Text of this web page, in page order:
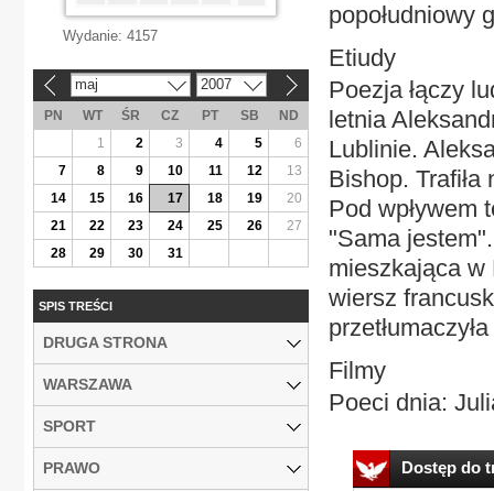
popołudniowy
Etiudy
Poezja łączy
letnia
Lublinie.
Bishop.
Pod wpływem
"Sama
mieszkająca w
wiersz
Filmy
Poeci dnia:
Dostęp do
Wydanie: 4157
maj 2007
PN WT ŚR CZ PT SB
ND
1
2 3 4 5
6
7
8 9 10 11 12
13
14
15 16 17 18 19
20
21
22 23 24 25 26
27
28
29 30 31
SPIS TREŚCI
DRUGA STRONA
WARSZAWA
SPORT
PRAWO